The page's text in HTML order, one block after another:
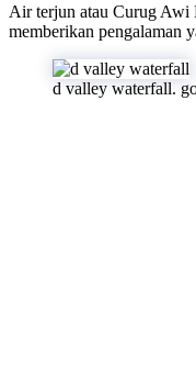
Air terjun atau Curug Awi
memberikan pengalaman
d valley waterfall.